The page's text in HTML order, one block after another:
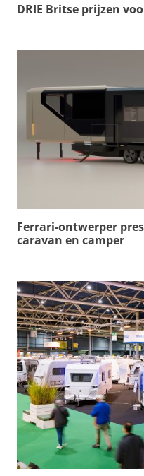
DRIE Britse prijzen
Ferrari-ontwerper
caravan en camper